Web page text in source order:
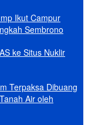
Ikut Campur
Sembrono
ke Situs Nuklir
Terpaksa Dibuang
Air oleh